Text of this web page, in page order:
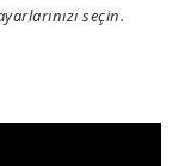
seçin.